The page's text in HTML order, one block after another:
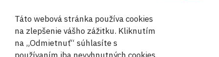
Táto webová stránka používa cookies
na zlepšenie vášho zážitku. Kliknutím
na „Odmietnuť“ súhlasíte s